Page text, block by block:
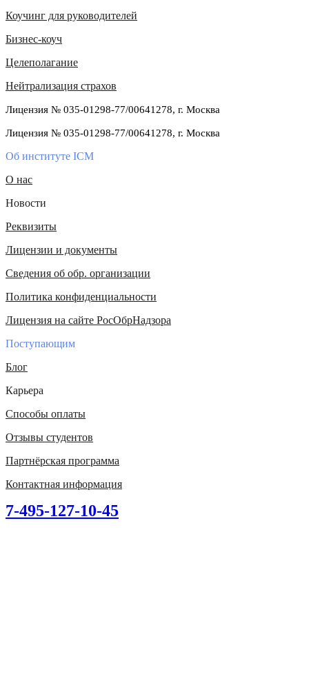
Коучинг для руководителей
Бизнес-коуч
Целеполагание
Нейтрализация страхов
Лицензия № 035-01298-77/00641278, г. Москва
Лицензия № 035-01298-77/00641278, г. Москва
Об институте ICM
О нас
Новости
Реквизиты
Лицензии и документы
Сведения об обр. организации
Политика конфиденциальности
Лицензия на сайте РосОбрНадзора
Поступающим
Блог
Карьера
Способы оплаты
Отзывы студентов
Партнёрская программа
Контактная информация
7-495-127-10-45